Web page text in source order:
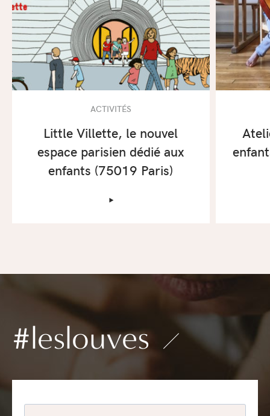
ACTIVITÉS
Little Villette, le nouvel
espace parisien dédié aux
enfants (75019 Paris)
‣
#leslouves